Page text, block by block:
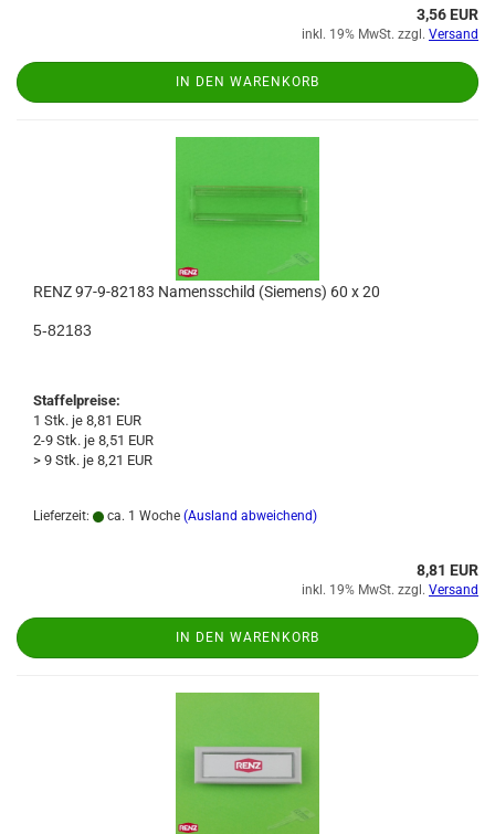
3,56 EUR
inkl. 19% MwSt. zzgl. Versand
IN DEN WARENKORB
RENZ 97-9-82183 Namensschild (Siemens) 60 x 20
5-82183
Staffelpreise:
1 Stk. je 8,81 EUR
2-9 Stk. je 8,51 EUR
> 9 Stk. je 8,21 EUR
Lieferzeit: ca. 1 Woche (Ausland abweichend)
8,81 EUR
inkl. 19% MwSt. zzgl. Versand
IN DEN WARENKORB